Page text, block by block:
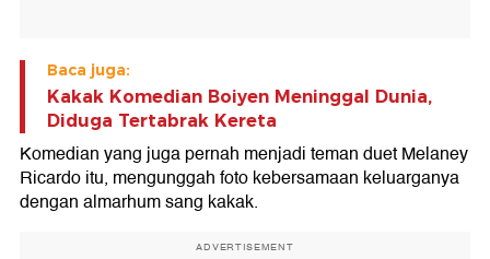
Baca juga:
Kakak Komedian Boiyen Meninggal Dunia,
Diduga Tertabrak Kereta
Komedian yang juga pernah menjadi teman duet Melaney
Ricardo itu, mengunggah foto kebersamaan keluarganya
dengan almarhum sang kakak.
ADVERTISEMENT